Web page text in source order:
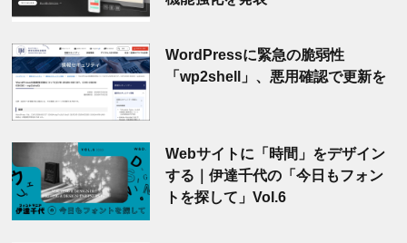
WordPressに緊急の脆弱性
「wp2shell」、悪用確認で更新を
Webサイトに「時間」をデザイン
する｜伊達千代の「今日もフォン
トを探して」Vol.6